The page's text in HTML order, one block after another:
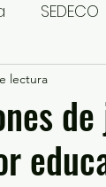
SEDECO
Edoméx
lectura